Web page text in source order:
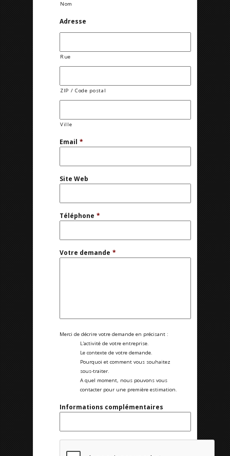
Nom
Adresse
Rue
ZIP / Code postal
Ville
Email *
Site Web
Téléphone *
Votre demande *
Merci de décrire votre demande en précisant :
L'activité de votre entreprise.
Le contexte de votre demande.
Pourquoi et comment vous souhaitez
sous-traiter.
A quel moment, nous pouvons vous
contacter pour une première estimation.
Informations complémentaires